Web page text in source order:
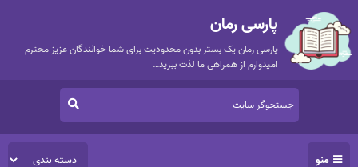
پارسی رمان
پارسی رمان یک بستر بدون محدودیت برای شما خوانندگان عزیز محترم
امیدوارم از همراهی ما لذت ببرید…
منو